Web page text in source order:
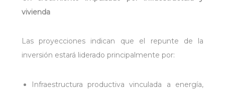
vivienda
Las proyecciones indican que el repunte de la
inversión estará liderado principalmente por:
Infraestructura productiva vinculada a energía,